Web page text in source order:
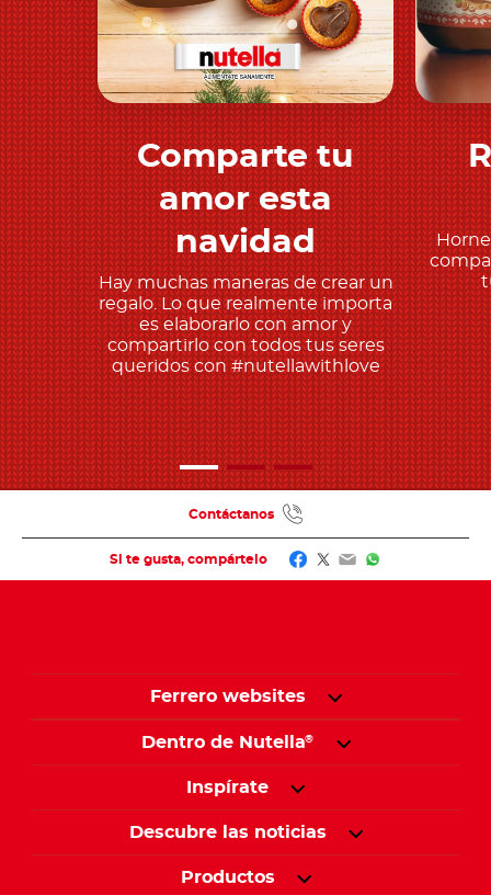
Descubre más
Comparte tu
amor esta
navidad
Hay muchas maneras de crear un
regalo. Lo que realmente importa
es elaborarlo con amor y
compartirlo con todos tus seres
queridos con #nutellawithlove
Si te gusta, compártelo Facebook
Twitter
EmailWhatsApp
Contáctanos
Ferrero websites
Dentro de Nutella®
Inspírate
Descubre las noticias
Productos